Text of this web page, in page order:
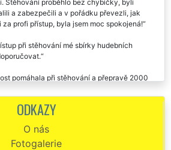
obrazů na Kladně. Pánové přijeli přesně
Stěhování proběhlo bez chybičky, byli
a zabezpečili a v pořádku převezli, jak
při stěhování mé sbírky hudebních
Kladna. Chtěl by jsem poděkovat za
mi chlapi z této stěhovací firmy věnovali.
pořádku aniž by se některý z modelů
těchto pánů, jsou to mistři ve svém oboru.
ODKAZY
O nás